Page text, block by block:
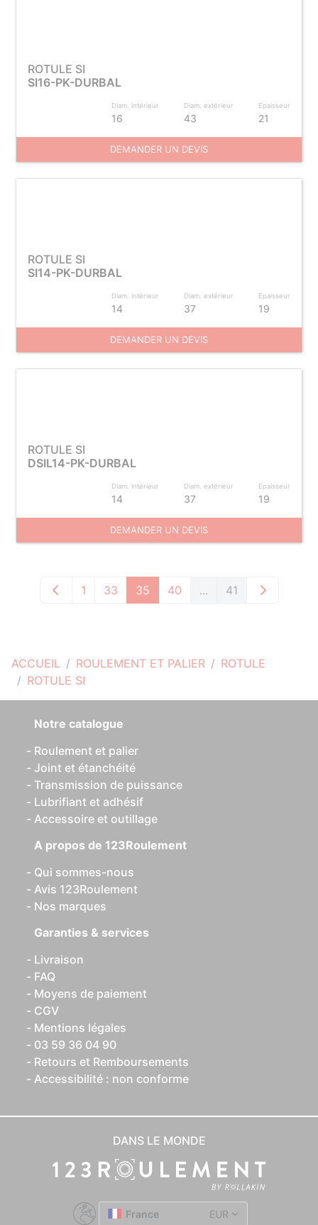
ACCUEIL ROULEMENT ET PALIER
ROTULE
ROTULE SI
ROTULE SI
SI16-PK-DURBAL
Diam. intérieur
16
Diam. extérieur
43
Epaisseur
21
DEMANDER UN DEVIS
ROTULE SI
SI14-PK-DURBAL
Diam. intérieur
14
Diam. extérieur
37
Epaisseur
19
DEMANDER UN DEVIS
ROTULE SI
DSIL14-PK-DURBAL
Diam. intérieur
14
Diam. extérieur
37
Epaisseur
19
DEMANDER UN DEVIS
1 33 35 40 ... 41
Notre catalogue
Roulement et palier
Joint et étanchéité
Transmission de puissance
Lubrifiant et adhésif
Accessoire et outillage
A propos de 123Roulement
Qui sommes-nous
Avis 123Roulement
Nos marques
Garanties & services
Livraison
FAQ
Moyens de paiement
CGV
Mentions légales
03 59 36 04 90
Retours et Remboursements
Accessibilité : non conforme
DANS LE MONDE
France EUR